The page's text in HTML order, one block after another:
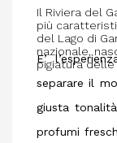
Il Riviera del
più
del Lago di
nazionale,
pigiatura delle
E’
separare il
giusta
profumi